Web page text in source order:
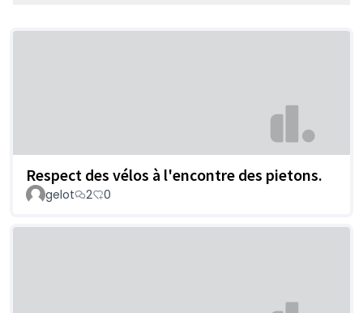
Respect des vélos à l'encontre des pietons.
gelot 2 0